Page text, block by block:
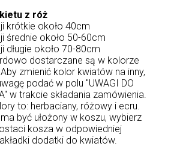
z róż
krótkie około 40cm
średnie około 50-60cm
długie około 70-80cm
dostarczane są w kolorze
zmienić kolor kwiatów na inny,
podać w polu "UWAGI DO
w trakcie składania zamówienia.
to: herbaciany, różowy i ecru.
być ułożony w koszu, wybierz
kosza w odpowiedniej
dodatki do kwiatów.